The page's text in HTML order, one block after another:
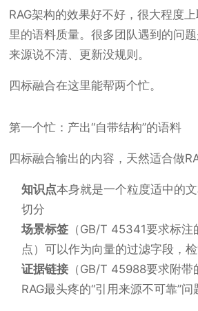
RAG架构的效果好不好，很大程度
里的语料质量。很多团队遇到的问题
来源说不清、更新没规则。
四标融合在这里能帮两个忙。
第一个忙：产出“自带结构”的语料
四标融合输出的内容，天然适合做
知识点本身就是一个粒度适中的
切分
场景标签 （GB/T 45341要求标
点）可以作为向量的过滤字段，
证据链接 （GB/T 45988要求附
RAG最头疼的“引用来源不可靠”问